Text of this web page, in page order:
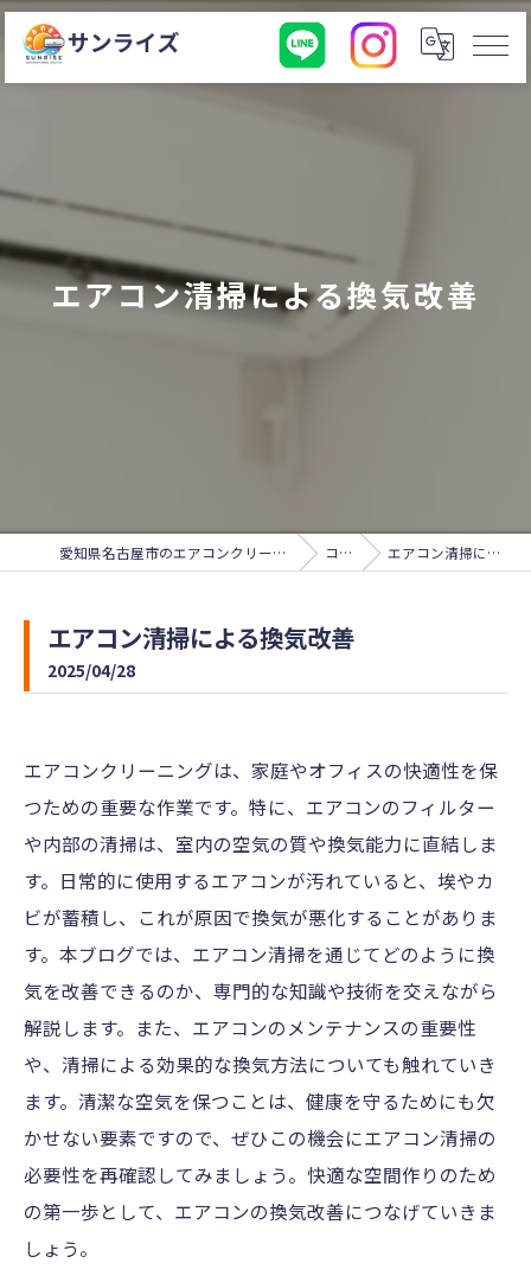
エアコン清掃による換気改善
愛知県名古屋市のエアコンクリーニングならサンライズ コラム エアコン清掃による換気改善
エアコン清掃による換気改善
2025/04/28
エアコンクリーニングは、家庭やオフィスの快適性を保
つための重要な作業です。特に、エアコンのフィルター
や内部の清掃は、室内の空気の質や換気能力に直結しま
す。日常的に使用するエアコンが汚れていると、埃やカ
ビが蓄積し、これが原因で換気が悪化することがありま
す。本ブログでは、エアコン清掃を通じてどのように換
気を改善できるのか、専門的な知識や技術を交えながら
解説します。また、エアコンのメンテナンスの重要性
や、清掃による効果的な換気方法についても触れていき
ます。清潔な空気を保つことは、健康を守るためにも欠
かせない要素ですので、ぜひこの機会にエアコン清掃の
必要性を再確認してみましょう。快適な空間作りのため
の第一歩として、エアコンの換気改善につなげていきま
しょう。